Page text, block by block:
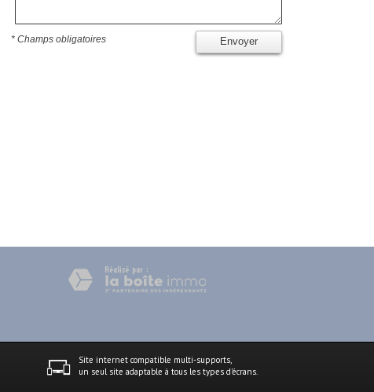
Envoyer
* Champs obligatoires
Site internet compatible multi-supports,
un seul site adaptable à tous les types d'écrans.